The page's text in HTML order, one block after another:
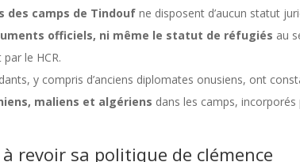
des camps de Tindouf ne disposent d’aucun statut
officiels, ni même le statut de réfugiés au
le HCR.
y compris d’anciens diplomates onusiens, ont
maliens et algériens dans les camps,
revoir sa politique de clémence